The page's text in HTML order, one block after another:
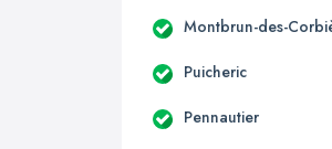
Montbrun-des-
Puicheric
Pennautier